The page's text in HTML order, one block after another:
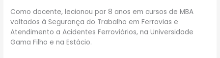
Como docente, lecionou por 8 anos em cursos de MBA
voltados à Segurança do Trabalho em Ferrovias e
Atendimento a Acidentes Ferroviários, na Universidade
Gama Filho e na Estácio.